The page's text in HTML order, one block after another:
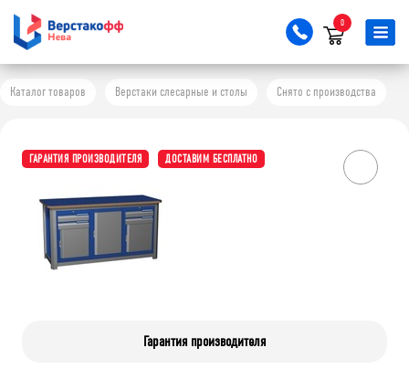
0
Каталог товаров Верстаки слесарные и столы Снято с производства
ГАРАНТИЯ ПРОИЗВОДИТЕЛЯ ДОСТАВИМ БЕСПЛАТНО
Гарантия производителя